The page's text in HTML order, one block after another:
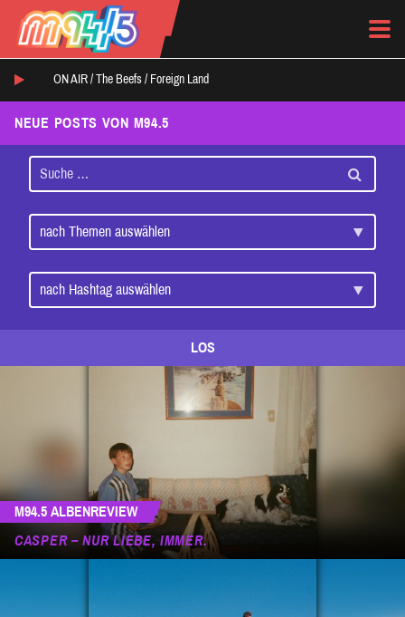
ON AIR / The Beefs / Foreign Land
NEUE POSTS VON M94.5
LOS
M94.5 ALBENREVIEW
CASPER – NUR LIEBE, IMMER.